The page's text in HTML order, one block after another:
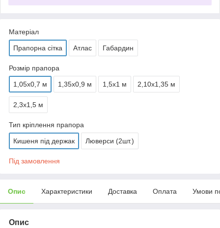
Матеріал
Прапорна сітка Атлас Габардин
Розмір прапора
1,05х0,7 м 1,35х0,9 м 1,5х1 м 2,10х1,35 м
2,3х1,5 м
Тип кріплення прапора
Кишеня під держак Люверси (2шт.)
Під замовлення
Опис Характеристики Доставка Оплата Умови
Опис